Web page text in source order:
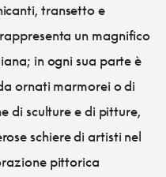
transetto e
un magnifico
in ogni sua parte è
ornati marmorei o di
di sculture e di pitture,
schiere di artisti nel
pittorica